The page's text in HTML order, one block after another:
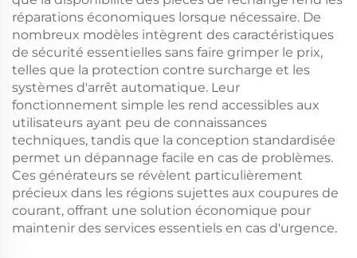
réparations économiques lorsque nécessaire. De
nombreux modèles intègrent des caractéristiques
de sécurité essentielles sans faire grimper le prix,
telles que la protection contre surcharge et les
systèmes d'arrêt automatique. Leur
fonctionnement simple les rend accessibles aux
utilisateurs ayant peu de connaissances
techniques, tandis que la conception standardisée
permet un dépannage facile en cas de problèmes.
Ces générateurs se révèlent particulièrement
précieux dans les régions sujettes aux coupures de
courant, offrant une solution économique pour
maintenir des services essentiels en cas d'urgence.